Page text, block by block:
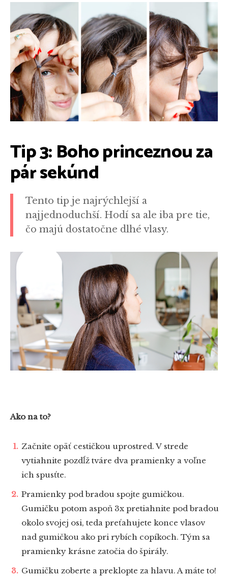
Tip 3: Boho princeznou za
pár sekúnd
Tento tip je najrýchlejší a
najjednoduchší. Hodí sa ale iba pre tie,
čo majú dostatočne dlhé vlasy.
Ako na to?
Začnite opäť cestičkou uprostred. V strede
vytiahnite pozdĺž tváre dva pramienky a voľne
ich spusťte.
Pramienky pod bradou spojte gumičkou.
Gumičku potom aspoň 3x pretiahnite pod bradou
okolo svojej osi, teda preťahujete konce vlasov
nad gumičkou ako pri rybích copíkoch. Tým sa
pramienky krásne zatočia do špirály.
Gumičku zoberte a preklopte za hlavu. A máte to!